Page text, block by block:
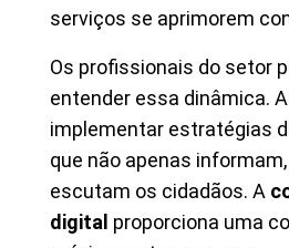
serviços se aprimorem
Os profissionais do setor
entender essa dinâmica.
implementar estratégias
que não apenas
escutam os cidadãos. A
digital proporciona uma